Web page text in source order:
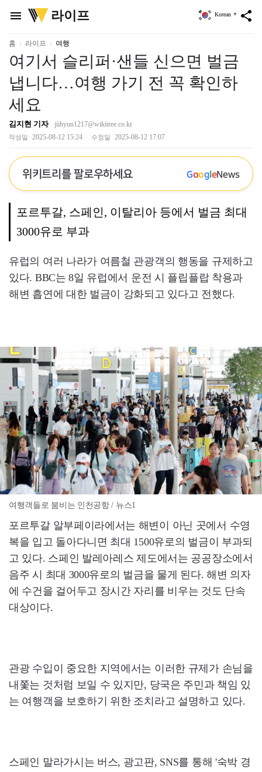
menu
위
키
리
라이프 share
Korean ▼
홈 라이프 여행
여기서 슬리퍼·샌들 신으면 벌금
냅니다…여행 가기 전 꼭 확인하
세요
김지현 기자 jiihyun1217@wikitree.co.kr
작성일 2025-08-12 15:24 수정일 2025-08-12 17:07
위키트리를 팔로우하세요 GoogleNews
포르투갈, 스페인, 이탈리아 등에서 벌금 최대
3000유로 부과
유럽의 여러 나라가 여름철 관광객의 행동을 규제하고
있다. BBC는 8일 유럽에서 운전 시 플립플랍 착용과
해변 흡연에 대한 벌금이 강화되고 있다고 전했다.
여행객들로 붐비는 인천공항 / 뉴스1
포르투갈 알부페이라에서는 해변이 아닌 곳에서 수영
복을 입고 돌아다니면 최대 1500유로의 벌금이 부과되
고 있다. 스페인 발레아레스 제도에서는 공공장소에서
음주 시 최대 3000유로의 벌금을 물게 된다. 해변 의자
에 수건을 걸어두고 장시간 자리를 비우는 것도 단속
대상이다.
관광 수입이 중요한 지역에서는 이러한 규제가 손님을
내쫓는 것처럼 보일 수 있지만, 당국은 주민과 책임 있
는 여행객을 보호하기 위한 조치라고 설명하고 있다.
스페인 말라가시는 버스, 광고판, SNS를 통해 '숙박 경